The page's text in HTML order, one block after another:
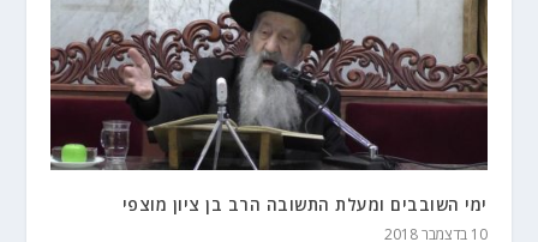
ימי השובבים ומעלת התשובה הרב בן ציון מוצפי
10 בדצמבר 2018